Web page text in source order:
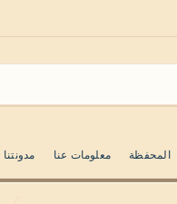
مدونتنا معلومات عنا المحفظة